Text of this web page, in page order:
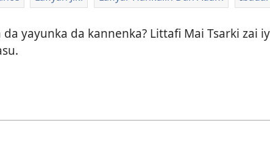
yayunka da kannenka? Littafi Mai Tsarki zai